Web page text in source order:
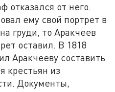
отказался от него.
ему свой портрет в
груди, то Аракчеев
оставил. В 1818
Аракчееву составить
крестьян из
Документы,